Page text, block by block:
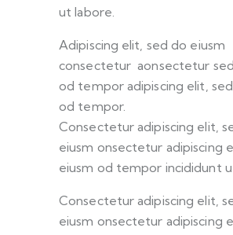
ut labore.
Adipiscing elit, sed do eiusm
consectetur aonsectetur
od tempor adipiscing elit,
od tempor.
Consectetur adipiscing elit,
eiusm onsectetur adipiscing
eiusm od tempor incididunt
Consectetur adipiscing elit,
eiusm onsectetur adipiscing